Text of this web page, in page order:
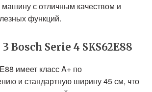
с отличным качеством и
функций.
Serie 4 SKS62E88
имеет класс A+ по
и стандартную ширину 45 см, что